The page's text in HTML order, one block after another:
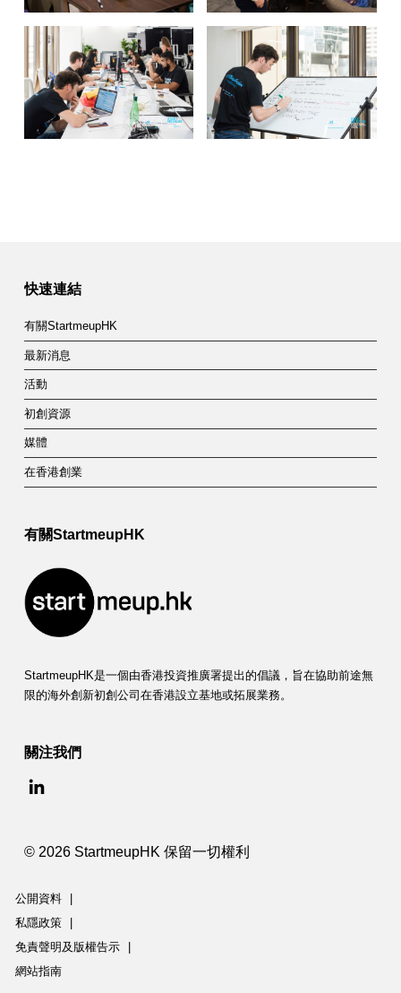
快速連結
有關StartmeupHK
最新消息
活動
初創資源
媒體
在香港創業
有關StartmeupHK
StartmeupHK是一個由香港投資推廣署提出的倡議，旨在協助前途無
限的海外創新初創公司在香港設立基地或拓展業務。
關注我們
© 2026 StartmeupHK 保留一切權利
公開資料
私隱政策
免責聲明及版權告示
網站指南